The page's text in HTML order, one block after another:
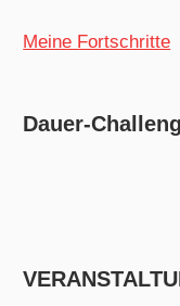
Meine Fortschritte
Dauer-